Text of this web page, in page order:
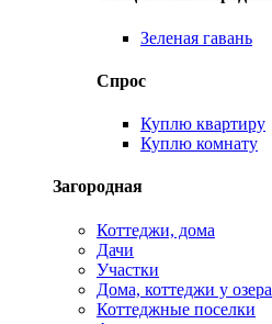
Зеленая гавань
Спрос
Куплю квартиру
Куплю комнату
Загородная
Коттеджи, дома
Дачи
Участки
Дома, коттеджи у озера
Коттеджные поселки